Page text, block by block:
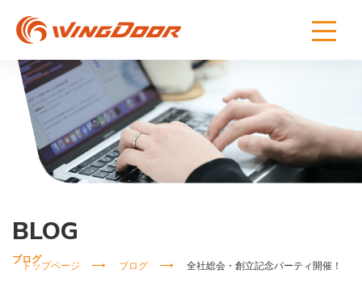
BLOG
ブログ
トップページ ブログ 全社総会・創立記念パーティ開催！